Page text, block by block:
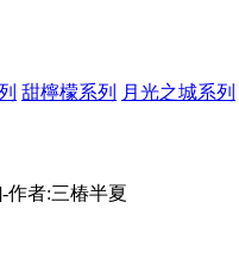
甜檸檬系列 月光之城系列
作者:三椿半夏